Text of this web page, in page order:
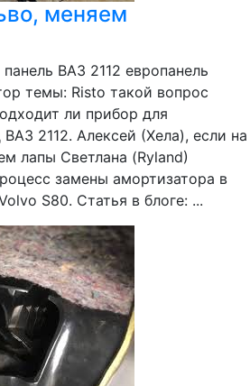
меняем
ВАЗ 2112 европанель
темы: Risto такой вопрос
ли прибор для
2112. Алексей (Хела), если на
лапы Светлана (Ryland)
замены амортизатора в
S80. Статья в блоге: ...